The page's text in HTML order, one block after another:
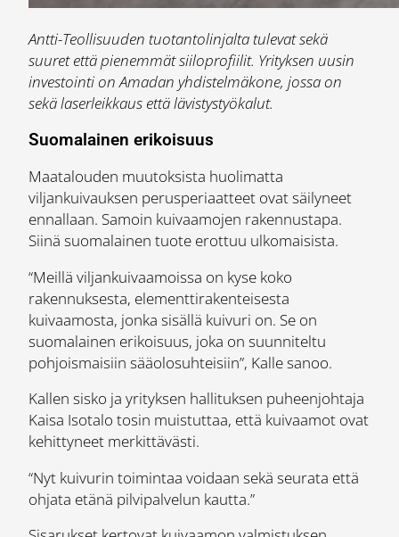
Antti-Teollisuuden tuotantolinjalta tulevat sekä
suuret että pienemmät siiloprofiilit. Yrityksen uusin
investointi on Amadan yhdistelmäkone, jossa on
sekä laserleikkaus että lävistystyökalut.
Suomalainen erikoisuus
Maatalouden muutoksista huolimatta
viljankuivauksen perusperiaatteet ovat säilyneet
ennallaan. Samoin kuivaamojen rakennustapa.
Siinä suomalainen tuote erottuu ulkomaisista.
“Meillä viljankuivaamoissa on kyse koko
rakennuksesta, elementtirakenteisesta
kuivaamosta, jonka sisällä kuivuri on. Se on
suomalainen erikoisuus, joka on suunniteltu
pohjoismaisiin sääolosuhteisiin”, Kalle sanoo.
Kallen sisko ja yrityksen hallituksen puheenjohtaja
Kaisa Isotalo tosin muistuttaa, että kuivaamot ovat
kehittyneet merkittävästi.
“Nyt kuivurin toimintaa voidaan sekä seurata että
ohjata etänä pilvipalvelun kautta.”